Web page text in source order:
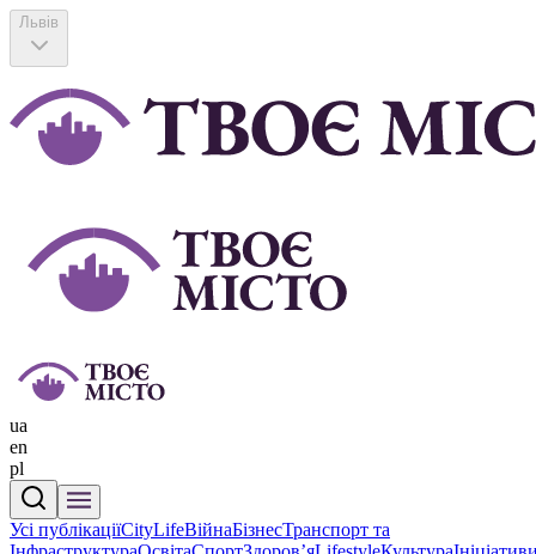
Львів
ua
en
pl
Усі публікаціїCityLifeВійнаБізнесТранспорт та